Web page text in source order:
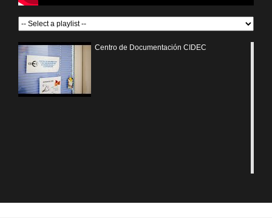
Centro de Documentación CIDEC